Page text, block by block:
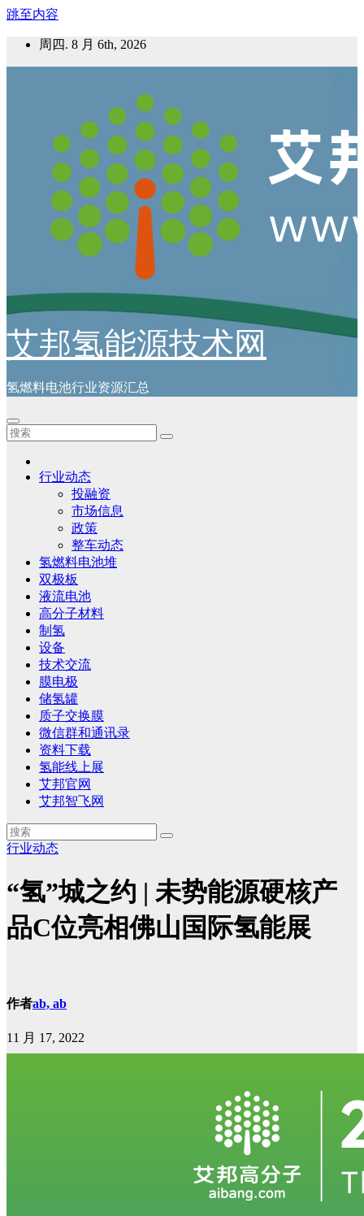
跳至内容
周四. 8 月 6th, 2026
艾邦氢能源技术网
氢燃料电池行业资源汇总
行业动态
投融资
市场信息
政策
整车动态
氢燃料电池堆
双极板
液流电池
高分子材料
制氢
设备
技术交流
膜电极
储氢罐
质子交换膜
微信群和通讯录
资料下载
氢能线上展
艾邦官网
艾邦智飞网
行业动态
“氢”城之约 | 未势能源硬核产
品C位亮相佛山国际氢能展
作者ab, ab
11 月 17, 2022